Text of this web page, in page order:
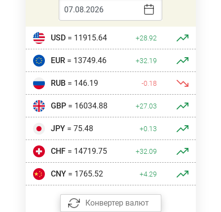
USD= 11915.64 +28.92
EUR= 13749.46 +32.19
RUB= 146.19 -0.18
GBP= 16034.88 +27.03
JPY= 75.48 +0.13
CHF= 14719.75 +32.09
CNY= 1765.52 +4.29
Конвертер валют